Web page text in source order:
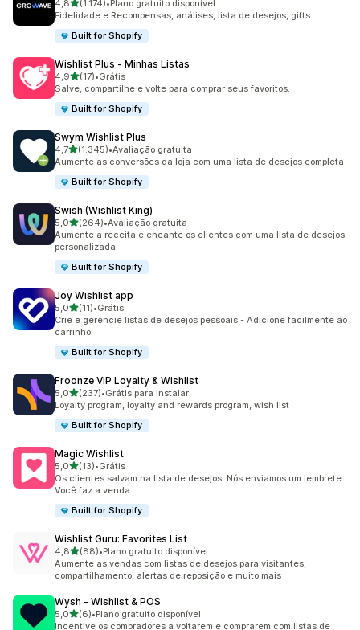
4,8de 5 estrelas
(1.174)
1174 avaliações ao todo
•Plano gratuito disponível
Fidelidade e Recompensas, análises, lista de desejos, gifts
Built for Shopify
Wishlist Plus ‑ Minhas Listas
4,9de 5 estrelas
(17)
17 avaliações ao todo
•Grátis
Salve, compartilhe e volte para comprar seus favoritos.
Built for Shopify
Swym Wishlist Plus
4,7de 5 estrelas
(1.345)
1345 avaliações ao todo
•Avaliação gratuita
Aumente as conversões da loja com uma lista de desejos completa
Built for Shopify
Swish (Wishlist King)
5,0de 5 estrelas
(264)
264 avaliações ao todo
•Avaliação gratuita
Aumente a receita e encante os clientes com uma lista de desejos
personalizada.
Built for Shopify
Joy Wishlist app
5,0de 5 estrelas
(11)
11 avaliações ao todo
•Grátis
Crie e gerencie listas de desejos pessoais - Adicione facilmente ao
carrinho
Built for Shopify
Froonze VIP Loyalty & Wishlist
5,0de 5 estrelas
(237)
237 avaliações ao todo
•Grátis para instalar
Loyalty program, loyalty and rewards program, wish list
Built for Shopify
Magic Wishlist
5,0de 5 estrelas
(13)
13 avaliações ao todo
•Grátis
Os clientes salvam na lista de desejos. Nós enviamos um lembrete.
Você faz a venda.
Built for Shopify
Wishlist Guru: Favorites List
4,8de 5 estrelas
(88)
88 avaliações ao todo
•Plano gratuito disponível
Aumente as vendas com listas de desejos para visitantes,
compartilhamento, alertas de reposição e muito mais
Wysh ‑ Wishlist & POS
5,0de 5 estrelas
(6)
6 avaliações ao todo
•Plano gratuito disponível
Incentive os compradores a voltarem e comprarem com listas de